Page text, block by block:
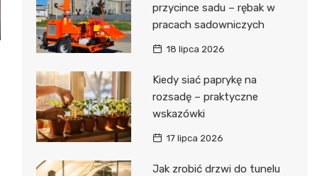
przycince sadu – rębak w
pracach sadowniczych
18 lipca 2026
Kiedy siać paprykę na
rozsadę – praktyczne
wskazówki
17 lipca 2026
Jak zrobić drzwi do tunelu